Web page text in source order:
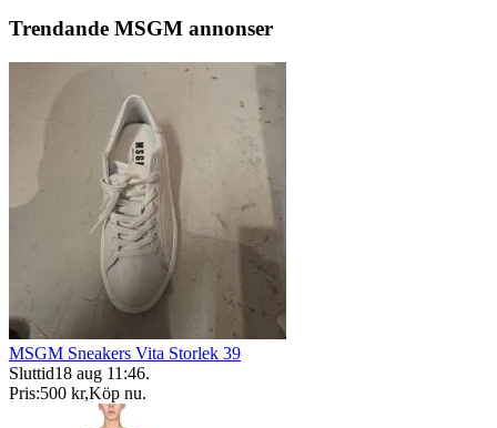
Trendande MSGM annonser
MSGM Sneakers Vita Storlek 39
Sluttid18 aug 11:46.
Pris:500 kr,Köp nu.